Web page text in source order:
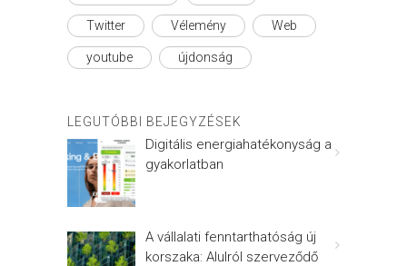
Twitter Vélemény Web
youtube újdonság
LEGUTÓBBI BEJEGYZÉSEK
Digitális energiahatékonyság a
gyakorlatban
A vállalati fenntarthatóság új
korszaka: Alulról szerveződő